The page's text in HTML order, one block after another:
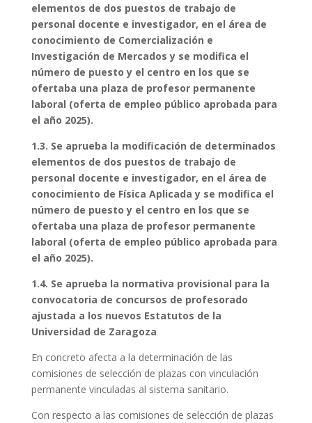
elementos de dos puestos de trabajo de
personal docente e investigador, en el área de
conocimiento de Comercialización e
Investigación de Mercados y se modifica el
número de puesto y el centro en los que se
ofertaba una plaza de profesor permanente
laboral (oferta de empleo público aprobada para
el año 2025).
1.3. Se aprueba la modificación de determinados
elementos de dos puestos de trabajo de
personal docente e investigador, en el área de
conocimiento de Física Aplicada y se modifica el
número de puesto y el centro en los que se
ofertaba una plaza de profesor permanente
laboral (oferta de empleo público aprobada para
el año 2025).
1.4. Se aprueba la normativa provisional para la
convocatoria de concursos de profesorado
ajustada a los nuevos Estatutos de la
Universidad de Zaragoza
En concreto afecta a la determinación de las
comisiones de selección de plazas con vinculación
permanente vinculadas al sistema sanitario.
Con respecto a las comisiones de selección de plazas